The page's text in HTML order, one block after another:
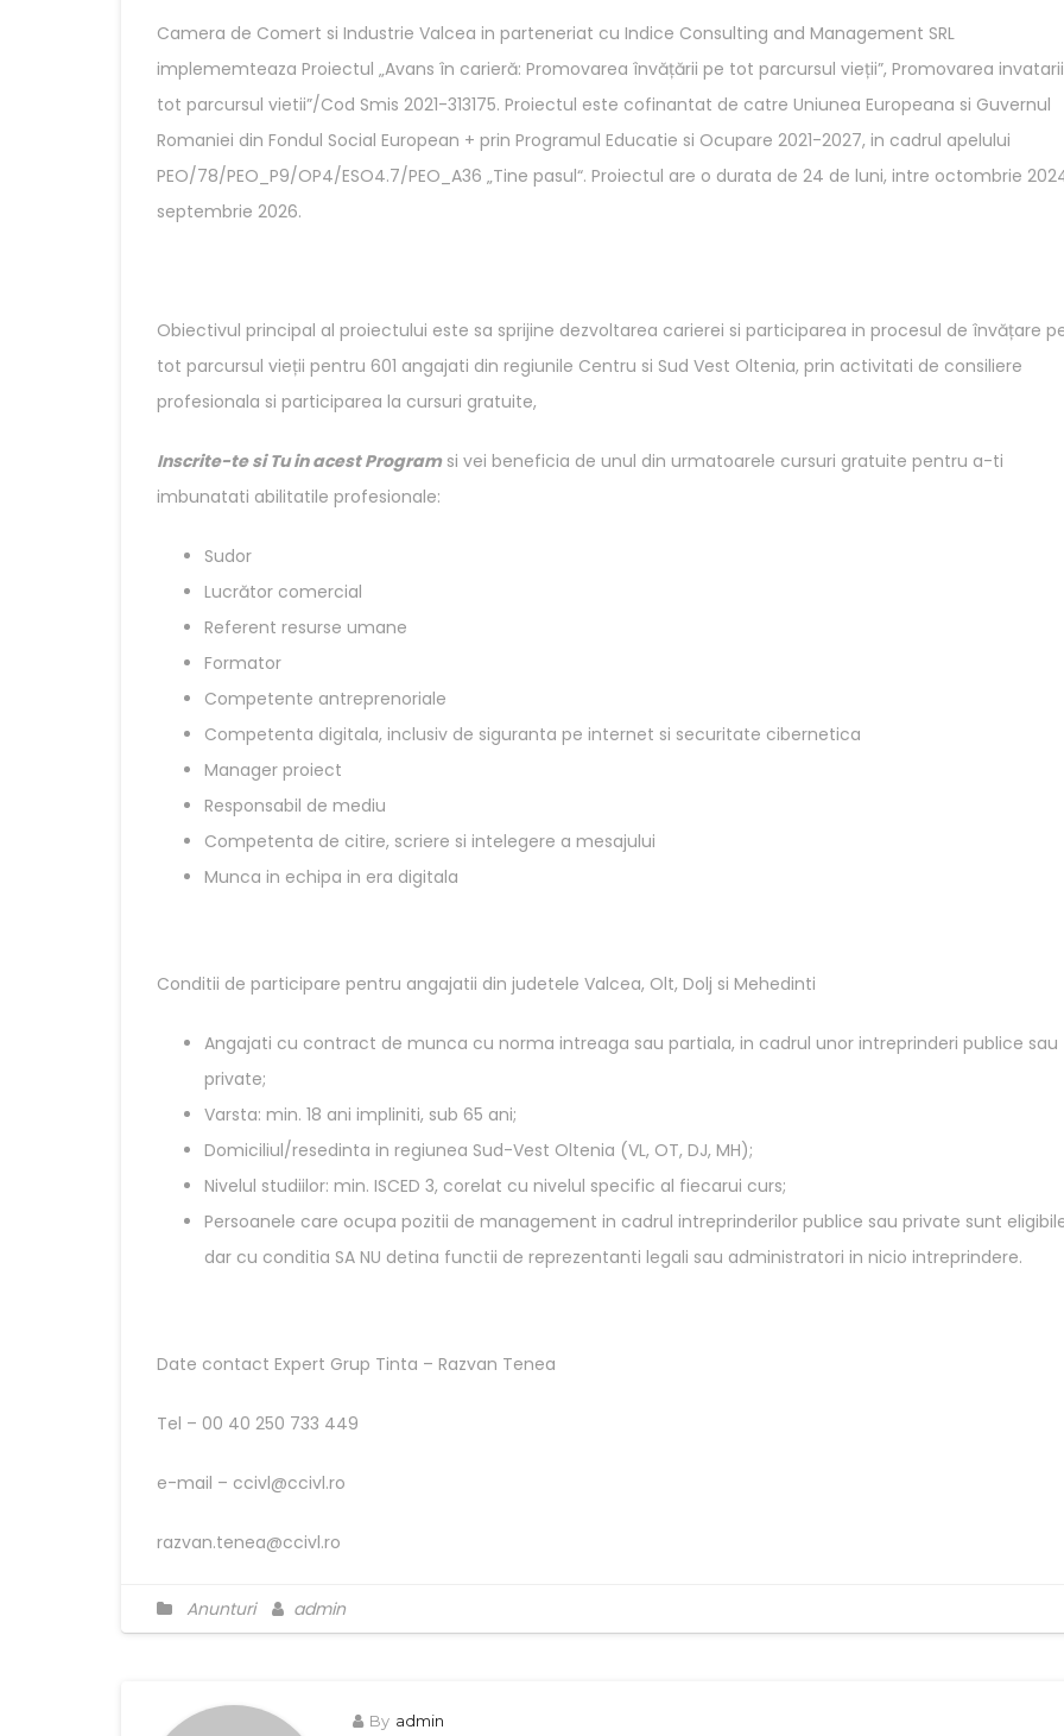
Camera de Comert si Industrie Valcea in parteneriat cu Indice Consulting and Management SRL
implememteaza Proiectul „Avans în carieră: Promovarea învățării pe tot parcursul vieții”, Promovarea
tot parcursul vietii”/Cod Smis 2021-313175. Proiectul este cofinantat de catre Uniunea Europeana si Guvernul
Romaniei din Fondul Social European + prin Programul Educatie si Ocupare 2021-2027, in cadrul apelului
PEO/78/PEO_P9/OP4/ESO4.7/PEO_A36 „Tine pasul“. Proiectul are o durata de 24 de luni, intre octombrie
septembrie 2026.
Obiectivul principal al proiectului este sa sprijine dezvoltarea carierei si participarea in procesul de învățare
tot parcursul vieții pentru 601 angajati din regiunile Centru si Sud Vest Oltenia, prin activitati de consiliere
profesionala si participarea la cursuri gratuite,
Inscrite-te si Tu in acest Programsi vei beneficia de unul din urmatoarele cursuri gratuite pentru a-ti
imbunatati abilitatile profesionale:
Sudor
Lucrător comercial
Referent resurse umane
Formator
Competente antreprenoriale
Competenta digitala, inclusiv de siguranta pe internet si securitate cibernetica
Manager proiect
Responsabil de mediu
Competenta de citire, scriere si intelegere a mesajului
Munca in echipa in era digitala
Conditii de participare pentru angajatii din judetele Valcea, Olt, Dolj si Mehedinti
Angajati cu contract de munca cu norma intreaga sau partiala, in cadrul unor intreprinderi publice sau
private;
Varsta: min. 18 ani impliniti, sub 65 ani;
Domiciliul/resedinta in regiunea Sud-Vest Oltenia (VL, OT, DJ, MH);
Nivelul studiilor: min. ISCED 3, corelat cu nivelul specific al fiecarui curs;
Persoanele care ocupa pozitii de management in cadrul intreprinderilor publice sau private sunt
dar cu conditia SA NU detina functii de reprezentanti legali sau administratori in nicio intreprindere.
Date contact Expert Grup Tinta – Razvan Tenea
Tel – 00 40 250 733 449
e-mail – ccivl@ccivl.ro
razvan.tenea@ccivl.ro
Anunturi admin
By admin